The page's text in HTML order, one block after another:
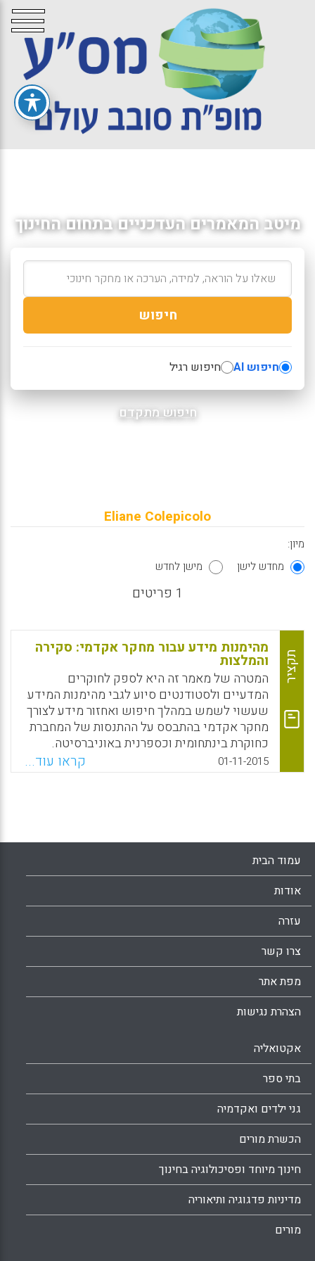
מיטב המאמרים העדכניים בתחום החינוך
חיפוש
חיפוש AI חיפוש רגיל
חיפוש מתקדם
Eliane Colepicolo
מיון:
מחדש לישן
מישן לחדש
1 פריטים
תקציר
מהימנות מידע עבור מחקר אקדמי: סקירה
והמלצות
המטרה של מאמר זה היא לספק לחוקרים
המדעיים ולסטודנטים סיוע לגבי מהימנות המידע
שעשוי לשמש במהלך חיפוש ואחזור מידע לצורך
מחקר אקדמי בהתבסס על ההתנסות של המחברת
כחוקרת בינתחומית וכספרנית באוניברסיטה.
המאמר מורכב מהמשגה קצרה של המושג
מהימנות המידע, וממדריך מעשי הכולל שלושה
(Colepicolo, Eliane, 2015).
WhatsApp
Facebook
Email
X
01-11-2015 קראו עוד...
עמוד הבית
אודות
עזרה
צרו קשר
מפת אתר
הצהרת נגישות
אקטואליה
בתי ספר
גני ילדים ואקדמיה
הכשרת מורים
חינוך מיוחד ופסיכולוגיה בחינוך
מדיניות פדגוגיה ותיאוריה
מורים